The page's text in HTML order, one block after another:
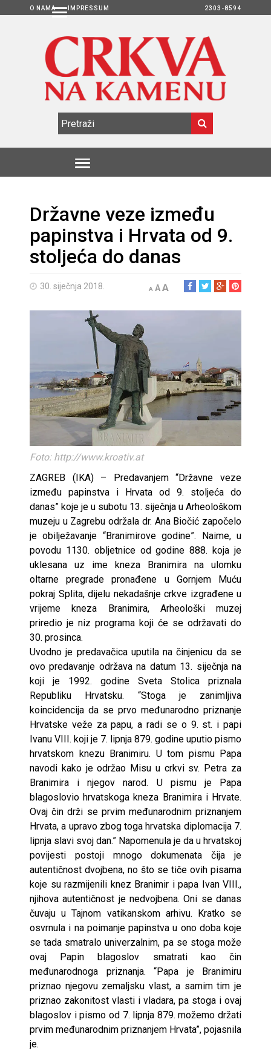
O NAMA IMPRESSUM 2303-8594
Državne veze između
papinstva i Hrvata od 9.
stoljeća do danas
30. siječnja 2018. A AA
Foto: http://www.kroativ.at
ZAGREB (IKA) – Predavanjem “Državne veze
između papinstva i Hrvata od 9. stoljeća do
danas” koje je u subotu 13. siječnja u Arheološkom
muzeju u Zagrebu održala dr. Ana Biočić započelo
je obilježavanje “Branimirove godine”. Naime, u
povodu 1130. obljetnice od godine 888. koja je
uklesana uz ime kneza Branimira na ulomku
oltarne pregrade pronađene u Gornjem Muću
pokraj Splita, dijelu nekadašnje crkve izgrađene u
vrijeme kneza Branimira, Arheološki muzej
priredio je niz programa koji će se održavati do
30. prosinca.
Uvodno je predavačica uputila na činjenicu da se
ovo predavanje održava na datum 13. siječnja na
koji je 1992. godine Sveta Stolica priznala
Republiku Hrvatsku. “Stoga je zanimljiva
koincidencija da se prvo međunarodno priznanje
Hrvatske veže za papu, a radi se o 9. st. i papi
Ivanu VIII. koji je 7. lipnja 879. godine uputio pismo
hrvatskom knezu Branimiru. U tom pismu Papa
navodi kako je održao Misu u crkvi sv. Petra za
Branimira i njegov narod. U pismu je Papa
blagoslovio hrvatskoga kneza Branimira i Hrvate.
Ovaj čin drži se prvim međunarodnim priznanjem
Hrvata, a upravo zbog toga hrvatska diplomacija 7.
lipnja slavi svoj dan.” Napomenula je da u hrvatskoj
povijesti postoji mnogo dokumenata čija je
autentičnost dvojbena, no što se tiče ovih pisama
koje su razmijenili knez Branimir i papa Ivan VIII.,
njihova autentičnost je nedvojbena. Oni se danas
čuvaju u Tajnom vatikanskom arhivu. Kratko se
osvrnula i na poimanje papinstva u ono doba koje
se tada smatralo univerzalnim, pa se stoga može
ovaj Papin blagoslov smatrati kao čin
međunarodnoga priznanja. “Papa je Branimiru
priznao njegovu zemaljsku vlast, a samim tim je
priznao zakonitost vlasti i vladara, pa stoga i ovaj
blagoslov i pismo od 7. lipnja 879. možemo držati
prvim međunarodnim priznanjem Hrvata”, pojasnila
je.